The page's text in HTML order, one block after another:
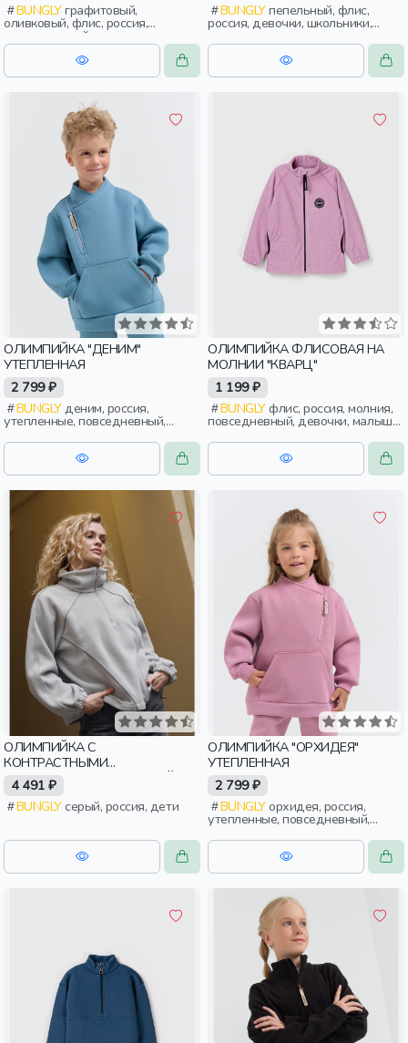
BUNGLYграфитовый,
оливковый, флис, россия,
повседневный, актив, мальчики,
малыши, дошкольники, дети
BUNGLYпепельный, флис,
россия, девочки, школьники,
подростки, дети
ОЛИМПИЙКА "ДЕНИМ"
УТЕПЛЕННАЯ
2 799 ₽
BUNGLYденим, россия,
утепленные, повседневный,
мальчики, малыши, дошкольники,
дети
ОЛИМПИЙКА ФЛИСОВАЯ НА
МОЛНИИ "КВАРЦ"
1 199 ₽
BUNGLYфлис, россия, молния,
повседневный, девочки, малыши,
ОЛИМПИЙКА С
КОНТРАСТНЫМИ
ОКАНТОВКАМИ И УТЯЖКОЙ
"СЕРАЯ" ЖЕНСКАЯ
4 491 ₽
BUNGLYсерый, россия, дети
ОЛИМПИЙКА "ОРХИДЕЯ"
УТЕПЛЕННАЯ
2 799 ₽
BUNGLYорхидея, россия,
утепленные, повседневный,
девочки, малыши, дошкольники,
дети